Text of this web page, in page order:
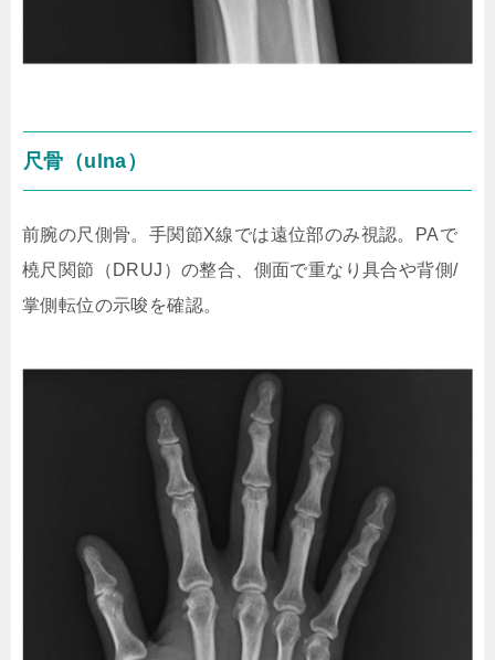
尺骨（ulna）
前腕の尺側骨。手関節X線では遠位部のみ視認。PAで
橈尺関節（DRUJ）の整合、側面で重なり具合や背側/
掌側転位の示唆を確認。